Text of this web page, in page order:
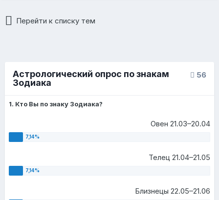
Перейти к списку тем
56
Астрологический опрос по знакам
Зодиака
1. Кто Вы по знаку Зодиака?
Овен 21.03–20.04
Телец 21.04–21.05
Близнецы 22.05–21.06